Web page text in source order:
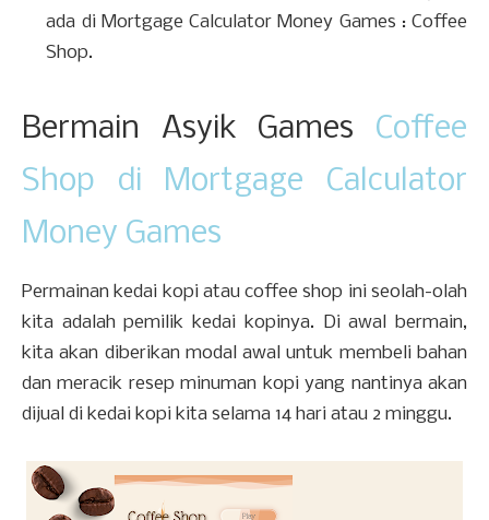
ada di Mortgage Calculator Money Games : Coffee
Shop.
Bermain Asyik Games Coffee
Shop di Mortgage Calculator
Money Games
Permainan kedai kopi atau coffee shop ini seolah-olah
kita adalah pemilik kedai kopinya. Di awal bermain,
kita akan diberikan modal awal untuk membeli bahan
dan meracik resep minuman kopi yang nantinya akan
dijual di kedai kopi kita selama 14 hari atau 2 minggu.